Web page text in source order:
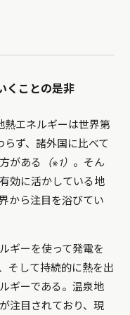
くことの是非
熱エネルギーは世界第
らず、諸外国に比べて
がある
（※1） 。 そん
効に活かしている地
から注目を浴びてい
ギーを使って発電を
そして持続的に熱を出
ギーである。温泉地
注目されており、現